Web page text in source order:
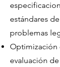
estándares
problemas
Optimización
evaluación